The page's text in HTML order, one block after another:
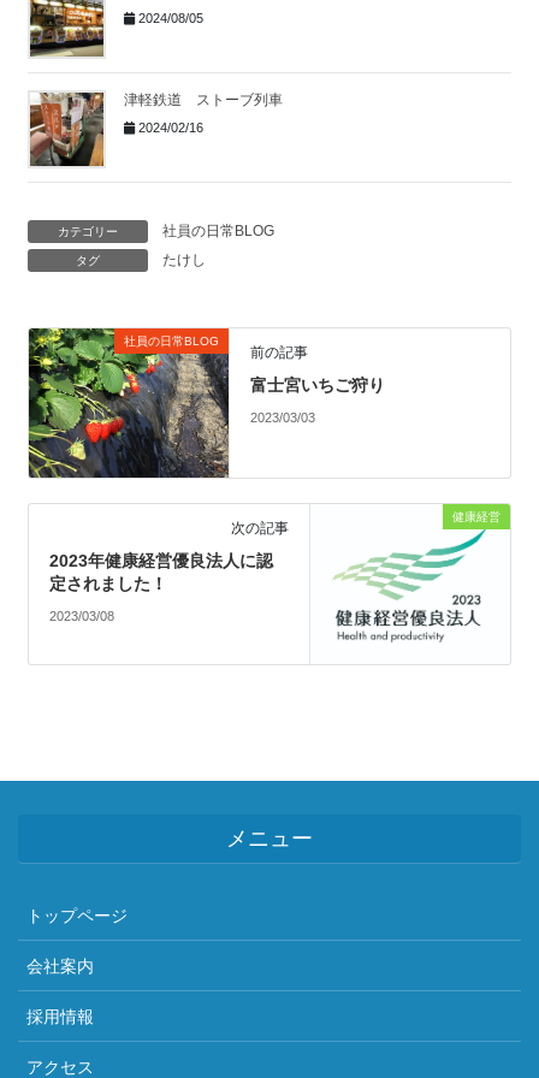
2024/08/05
津軽鉄道 ストーブ列車
2024/02/16
カテゴリー 社員の日常BLOG
タグ たけし
社員の日常BLOG
前の記事
富士宮いちご狩り
2023/03/03
健康経営
次の記事
2023年健康経営優良法人に認
定されました！
2023/03/08
メニュー
トップページ
会社案内
採用情報
アクセス